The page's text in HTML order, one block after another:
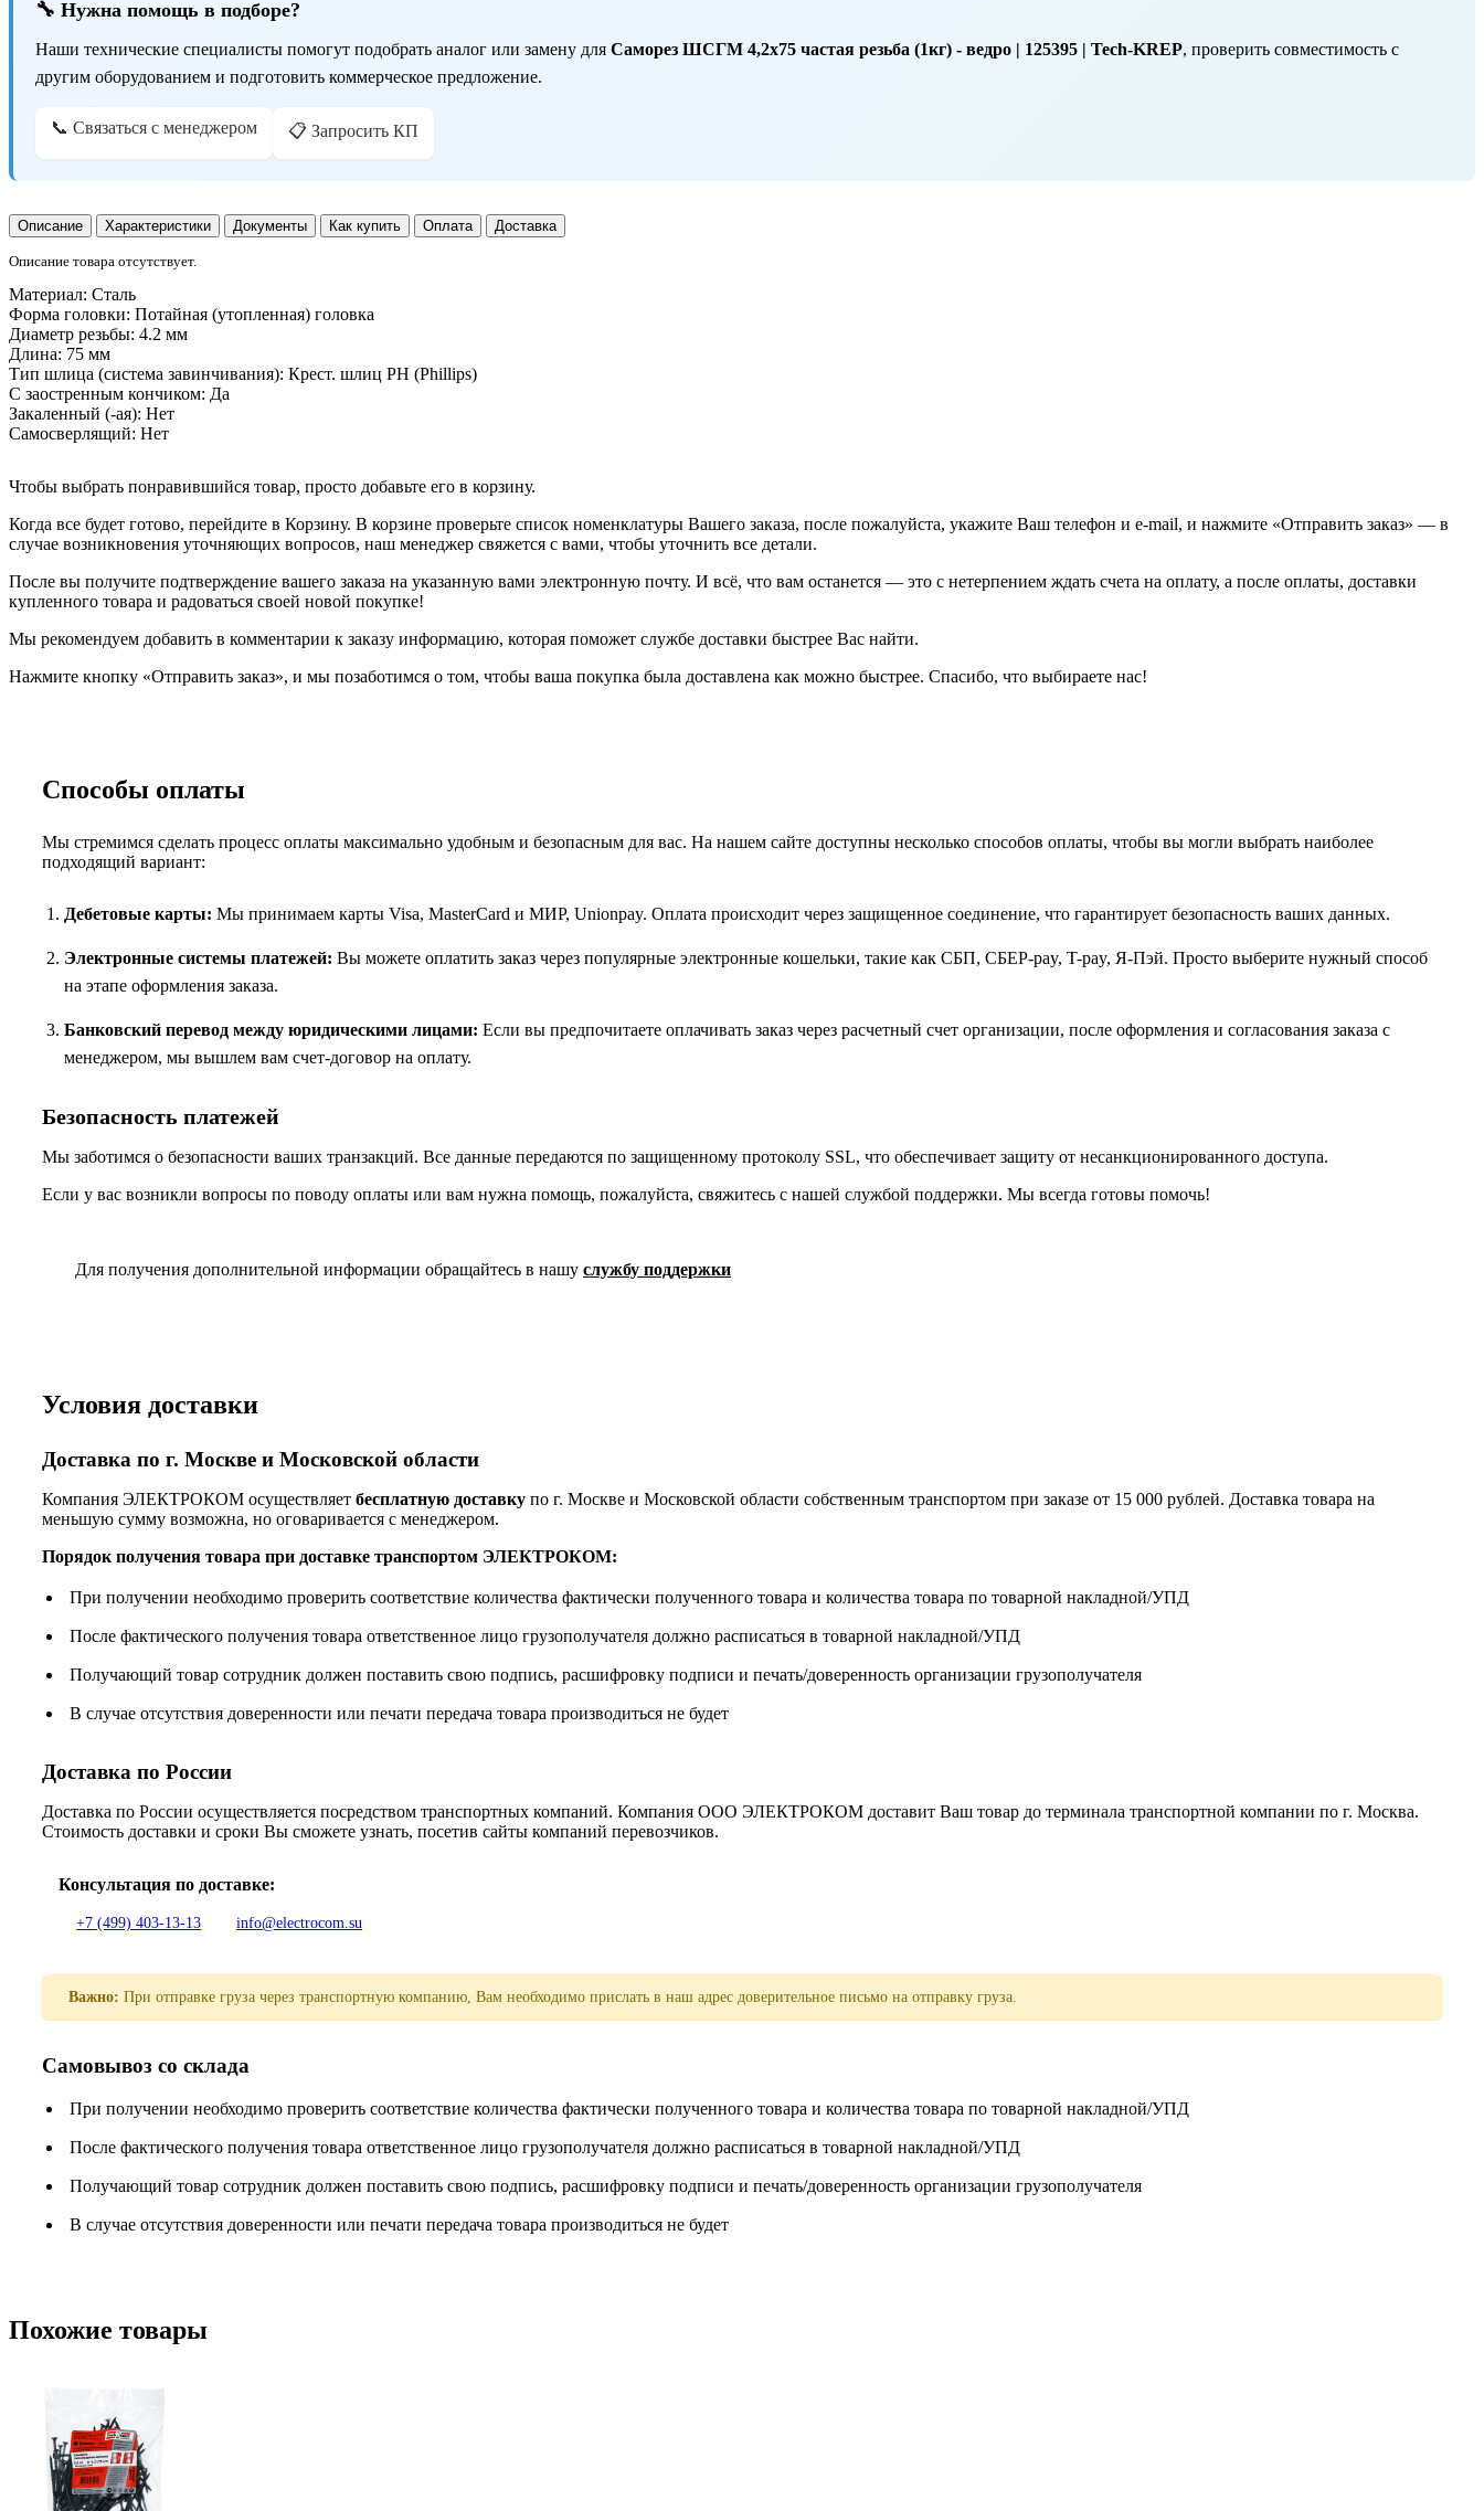
🔧 Нужна помощь в подборе?
Наши технические специалисты помогут подобрать аналог или замену для Саморез ШСГМ 4,2х75 частая резьба (1кг) - ведро | 125395 | Tech-KREP, проверить совместимость с
другим оборудованием и подготовить коммерческое предложение.
📞 Связаться с менеджером 📋 Запросить КП
Описание Характеристики Документы Как купить Оплата Доставка
Описание товара отсутствует.
Материал: Сталь
Форма головки: Потайная (утопленная) головка
Диаметр резьбы: 4.2 мм
Длина: 75 мм
Тип шлица (система завинчивания): Крест. шлиц PH (Phillips)
С заостренным кончиком: Да
Закаленный (-ая): Нет
Самосверлящий: Нет
Чтобы выбрать понравившийся товар, просто добавьте его в корзину.
Когда все будет готово, перейдите в Корзину. В корзине проверьте список номенклатуры Вашего заказа, после пожалуйста, укажите Ваш телефон и e-mail, и нажмите «Отправить заказ» — в
случае возникновения уточняющих вопросов, наш менеджер свяжется с вами, чтобы уточнить все детали.
После вы получите подтверждение вашего заказа на указанную вами электронную почту. И всё, что вам останется — это с нетерпением ждать счета на оплату, а после оплаты, доставки
купленного товара и радоваться своей новой покупке!
Мы рекомендуем добавить в комментарии к заказу информацию, которая поможет службе доставки быстрее Вас найти.
Нажмите кнопку «Отправить заказ», и мы позаботимся о том, чтобы ваша покупка была доставлена как можно быстрее. Спасибо, что выбираете нас!
Способы оплаты
Мы стремимся сделать процесс оплаты максимально удобным и безопасным для вас. На нашем сайте доступны несколько способов оплаты, чтобы вы могли выбрать наиболее
подходящий вариант:
Дебетовые карты: Мы принимаем карты Visa, MasterCard и МИР, Unionpay. Оплата происходит через защищенное соединение, что гарантирует безопасность ваших данных.
Электронные системы платежей: Вы можете оплатить заказ через популярные электронные кошельки, такие как СБП, СБЕР-pay, T-pay, Я-Пэй. Просто выберите нужный способ
на этапе оформления заказа.
Банковский перевод между юридическими лицами: Если вы предпочитаете оплачивать заказ через расчетный счет организации, после оформления и согласования заказа с
менеджером, мы вышлем вам счет-договор на оплату.
Безопасность платежей
Мы заботимся о безопасности ваших транзакций. Все данные передаются по защищенному протоколу SSL, что обеспечивает защиту от несанкционированного доступа.
Если у вас возникли вопросы по поводу оплаты или вам нужна помощь, пожалуйста, свяжитесь с нашей службой поддержки. Мы всегда готовы помочь!
Для получения дополнительной информации обращайтесь в нашу службу поддержки
Условия доставки
Доставка по г. Москве и Московской области
Компания ЭЛЕКТРОКОМ осуществляет бесплатную доставку по г. Москве и Московской области собственным транспортом при заказе от 15 000 рублей. Доставка товара на
меньшую сумму возможна, но оговаривается с менеджером.
Порядок получения товара при доставке транспортом ЭЛЕКТРОКОМ:
При получении необходимо проверить соответствие количества фактически полученного товара и количества товара по товарной накладной/УПД
После фактического получения товара ответственное лицо грузополучателя должно расписаться в товарной накладной/УПД
Получающий товар сотрудник должен поставить свою подпись, расшифровку подписи и печать/доверенность организации грузополучателя
В случае отсутствия доверенности или печати передача товара производиться не будет
Доставка по России
Доставка по России осуществляется посредством транспортных компаний. Компания ООО ЭЛЕКТРОКОМ доставит Ваш товар до терминала транспортной компании по г. Москва.
Стоимость доставки и сроки Вы сможете узнать, посетив сайты компаний перевозчиков.
Консультация по доставке:
+7 (499) 403-13-13 info@electrocom.su
Важно: При отправке груза через транспортную компанию, Вам необходимо прислать в наш адрес доверительное письмо на отправку груза.
Самовывоз со склада
При получении необходимо проверить соответствие количества фактически полученного товара и количества товара по товарной накладной/УПД
После фактического получения товара ответственное лицо грузополучателя должно расписаться в товарной накладной/УПД
Получающий товар сотрудник должен поставить свою подпись, расшифровку подписи и печать/доверенность организации грузополучателя
В случае отсутствия доверенности или печати передача товара производиться не будет
Похожие товары